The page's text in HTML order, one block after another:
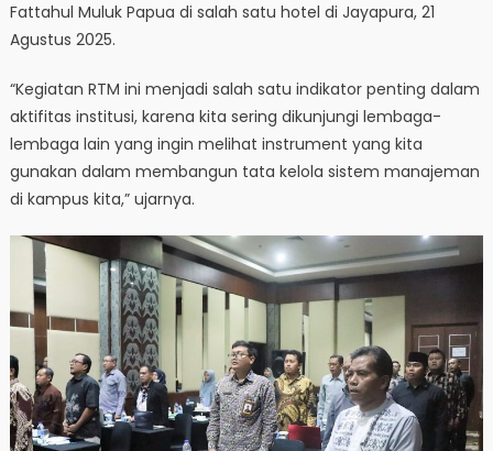
Fattahul Muluk Papua di salah satu hotel di Jayapura, 21
Agustus 2025.
“Kegiatan RTM ini menjadi salah satu indikator penting dalam
aktifitas institusi, karena kita sering dikunjungi lembaga-
lembaga lain yang ingin melihat instrument yang kita
gunakan dalam membangun tata kelola sistem manajeman
di kampus kita,” ujarnya.